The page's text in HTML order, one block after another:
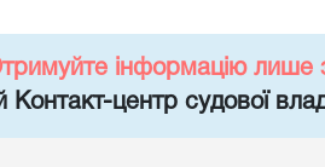
інформацію лише
Контакт-центр судової